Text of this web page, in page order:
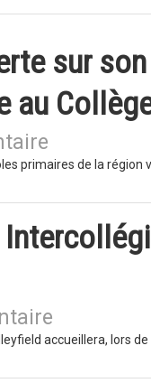
sur
au
primaires de la
accueillera, lors